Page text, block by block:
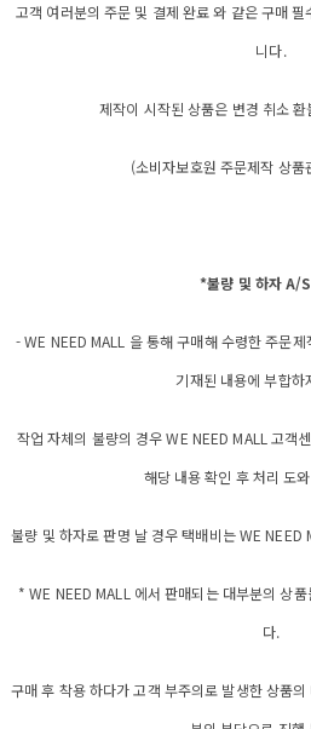
고객 여러분의 주문 및 결제 완료 와 같은 구매
니다.
제작이 시작된 상품은 변경 취소
(소비자보호원 주문제작 상품
*불량 및 하자 A/
- WE NEED MALL 을 통해 구매해 수령한 주문
기재된 내용에 부합하
작업 자체의 불량의 경우 WE NEED MALL 고
해당 내용 확인 후 처리 도
불량 및 하자로 판명 날 경우 택배비는 WE
* WE NEED MALL 에서 판매되는 대부분의 상
다.
구매 후 착용 하다가 고객 부주의로 발생한 상품